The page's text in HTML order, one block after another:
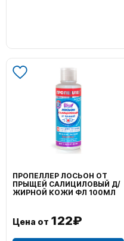
ПРОПЕЛЛЕР ЛОСЬОН ОТ
ПРЫЩЕЙ САЛИЦИЛОВЫЙ Д/
ЖИРНОЙ КОЖИ ФЛ 100МЛ
Цена от 122₽